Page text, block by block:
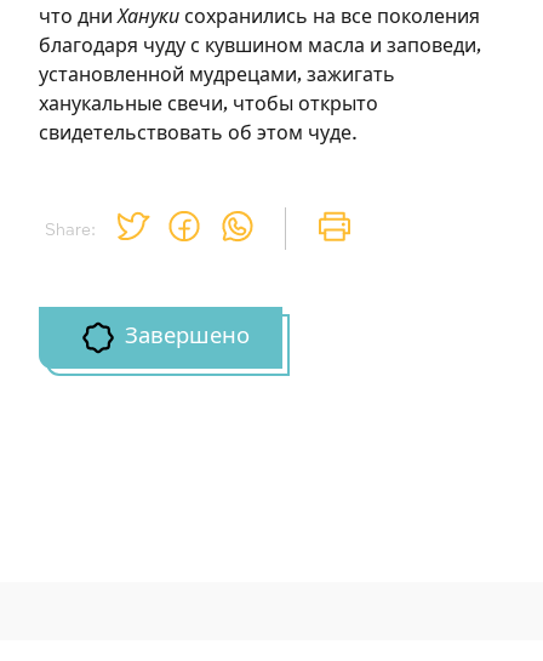
Share:
что дниХануки сохранились на все поколения
благодаря чуду с кувшином масла и заповеди,
установленной мудрецами, зажигать
ханукальные свечи, чтобы открыто
свидетельствовать об этом чуде.
Завершено
Подписаться